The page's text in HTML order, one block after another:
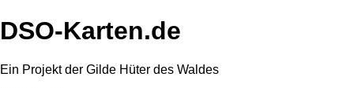
DSO-Karten.de
Ein Projekt der Gilde Hüter des Waldes